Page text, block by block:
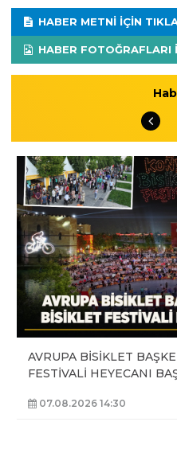
HABER METNI IÇIN
HABER FOTOĞRAFLARI
AVRUPA BİSİKLET
FESTİVALİ HEYECANI
07.08.2026 14:30